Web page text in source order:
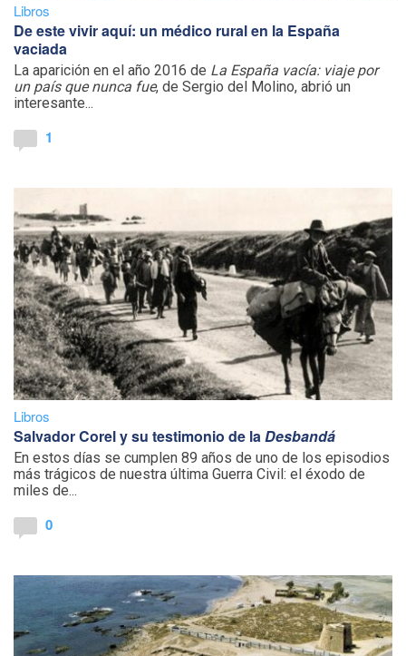
Libros
De este vivir aquí: un médico rural en la España
vaciada
La aparición en el año 2016 de La España vacía: viaje por
un país que nunca fue, de Sergio del Molino, abrió un
interesante...
1
Libros
Salvador Corel y su testimonio de laDesbandá
En estos días se cumplen 89 años de uno de los episodios
más trágicos de nuestra última Guerra Civil: el éxodo de
miles de...
0